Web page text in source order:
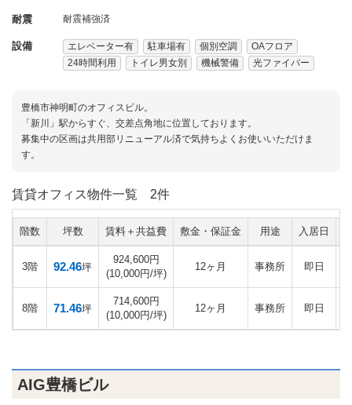
耐震 耐震補強済
設備 エレベーター有 駐車場有 個別空調
OAフロア
24時間利用
トイレ男女別 機械警備 光ファイバー
豊橋市神明町のオフィスビル。
「新川」駅からすぐ、交差点角地に位置しております。
募集中の区画は共用部リニューアル済で気持ちよくお使いいただけま
す。
賃貸オフィス物件一覧 2件
階数 坪数 賃料＋共益費 敷金・保証金 用途 入居日
3階 92.46坪
924,600円
(10,000円/坪)
12ヶ月 事務所 即日
8階 71.46坪
714,600円
(10,000円/坪)
12ヶ月 事務所 即日
AIG豊橋ビル